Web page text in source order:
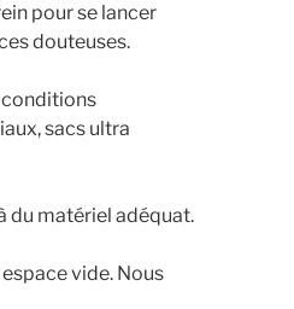
pour se lancer
douteuses.
conditions
sacs ultra
du matériel adéquat.
vide. Nous